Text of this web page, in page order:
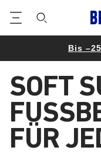
Bis
SOFT
FÜR